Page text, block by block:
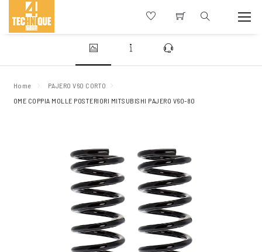
Home
PAJERO V60 CORTO
OME COPPIA MOLLE POSTERIORI MITSUBISHI PAJERO V60-80